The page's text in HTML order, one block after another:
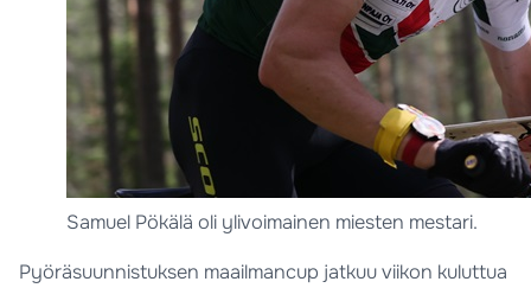
Samuel Pökälä oli ylivoimainen miesten mestari.
Pyöräsuunnistuksen maailmancup jatkuu viikon kuluttua